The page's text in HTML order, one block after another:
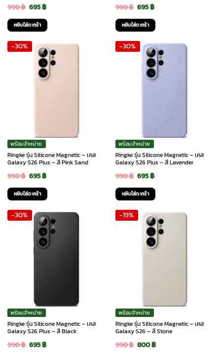
990฿ Original
price
was:
990 ฿.
695฿Current
price
is:
695 ฿.
หยิบใส่ตะกร้า
990฿ Original
price
was:
990 ฿.
695฿Current
price
is:
695 ฿.
หยิบใส่ตะกร้า
-30%
พร้อมจำหน่าย
Ringke รุ่น Silicone Magnetic – เคส
Galaxy S26 Plus – สี Pink Sand
990฿ Original
price
was:
990 ฿.
695฿Current
price
is:
695 ฿.
หยิบใส่ตะกร้า
-30%
พร้อมจำหน่าย
Ringke รุ่น Silicone Magnetic – เคส
Galaxy S26 Plus – สี Lavender
990฿ Original
price
was:
990 ฿.
695฿Current
price
is:
695 ฿.
หยิบใส่ตะกร้า
-30%
พร้อมจำหน่าย
Ringke รุ่น Silicone Magnetic – เคส
Galaxy S26 Plus – สี Black
990฿ Original
695฿Current
-19%
พร้อมจำหน่าย
Ringke รุ่น Silicone Magnetic – เคส
Galaxy S26 – สี Stone
990฿ Original
800฿Current